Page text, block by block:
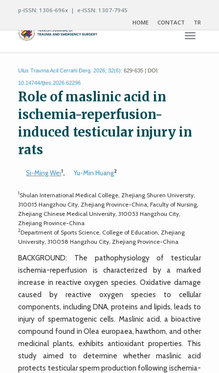
p-ISSN: 1306-696x | e-ISSN: 1307-7945
HOME
CONTACT TR
Toggle
Ulus Travma Acil Cerrahi Derg. 2026; 32(6): 629-635 | DOI:
10.14744/tjtes.2026.62296
Role of maslinic acid in
ischemia-reperfusion-
induced testicular injury in
rats
Si-Ming Wei1, Yu-Min Huang2
1Shulan International Medical College, Zhejiang Shuren University,
310015 Hangzhou City, Zhejiang Province-China; Faculty of Nursing,
Zhejiang Chinese Medical University, 310053 Hangzhou City,
Zhejiang Province-China
2Department of Sports Science, College of Education, Zhejiang
University, 310058 Hangzhou City, Zhejiang Province-China
BACKGROUND: The pathophysiology of testicular
ischemia-reperfusion is characterized by a marked
increase in reactive oxygen species. Oxidative damage
caused by reactive oxygen species to cellular
components, including DNA, proteins and lipids, leads to
injury of spermatogenic cells. Maslinic acid, a bioactive
compound found in Olea europaea, hawthorn, and other
medicinal plants, exhibits antioxidant properties. This
study aimed to determine whether maslinic acid
protects testicular sperm production following ischemia-